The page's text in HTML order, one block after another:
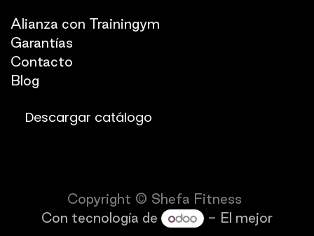
Alianza con Trainingym
Garantías
Con​tacto
Blog​​
Descargar catálogo
Copyright © Shefa Fitness
Con tecnología de
- El mejor